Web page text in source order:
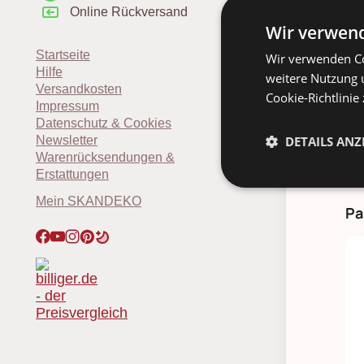
Online Rückversand
Startseite
Hilfe
Versandkosten
Impressum
Datenschutz & Cookies
Newsletter
Warenrücksendungen &
Erstattungen
Mein SKANDEKO
*
*
Wir
Wir verwenden
weitere Nutzung
Cookie-Richtlinie
DETAILS